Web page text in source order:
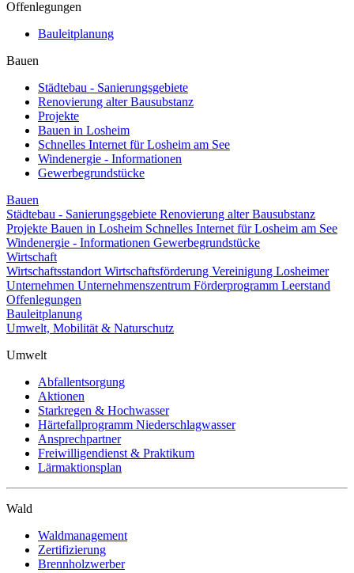
Offenlegungen
Bauleitplanung
Bauen
Städtebau - Sanierungsgebiete
Renovierung alter Bausubstanz
Projekte
Bauen in Losheim
Schnelles Internet für Losheim am See
Windenergie - Informationen
Gewerbegrundstücke
Bauen
Städtebau - Sanierungsgebiete Renovierung alter Bausubstanz
Projekte Bauen in Losheim Schnelles Internet für Losheim am See
Windenergie - Informationen Gewerbegrundstücke
Wirtschaft
Wirtschaftsstandort Wirtschaftsförderung Vereinigung Losheimer
Unternehmen Unternehmenszentrum Förderprogramm Leerstand
Offenlegungen
Bauleitplanung
Umwelt, Mobilität & Naturschutz
Umwelt
Abfallentsorgung
Aktionen
Starkregen & Hochwasser
Härtefallprogramm Niederschlagwasser
Ansprechpartner
Freiwilligendienst & Praktikum
Lärmaktionsplan
Wald
Waldmanagement
Zertifizierung
Brennholzwerber